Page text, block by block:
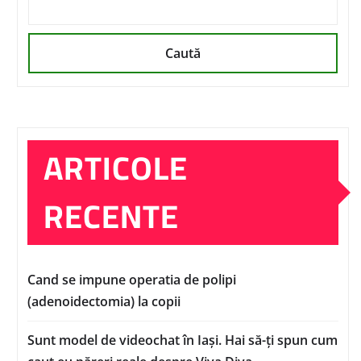
Caută
ARTICOLE
RECENTE
Cand se impune operatia de polipi
(adenoidectomia) la copii
Sunt model de videochat în Iași. Hai să-ți spun cum